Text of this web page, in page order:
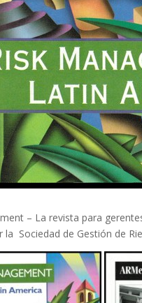
– La revista para
la Sociedad de Gestión de